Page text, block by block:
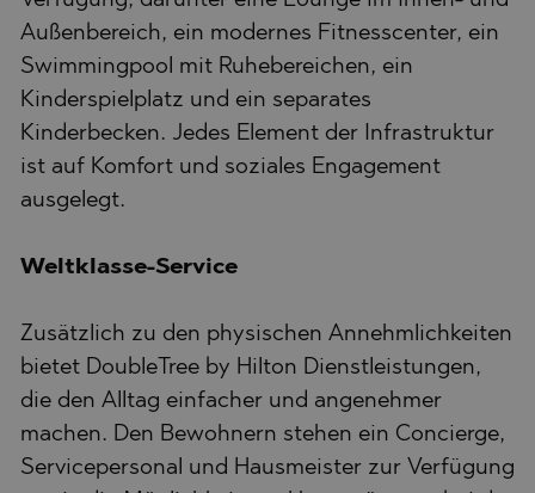
Außenbereich, ein modernes Fitnesscenter, ein
Swimmingpool mit Ruhebereichen, ein
Kinderspielplatz und ein separates
Kinderbecken. Jedes Element der Infrastruktur
ist auf Komfort und soziales Engagement
ausgelegt.
Weltklasse-Service
Zusätzlich zu den physischen Annehmlichkeiten
bietet DoubleTree by Hilton Dienstleistungen,
die den Alltag einfacher und angenehmer
machen. Den Bewohnern stehen ein Concierge,
Servicepersonal und Hausmeister zur Verfügung